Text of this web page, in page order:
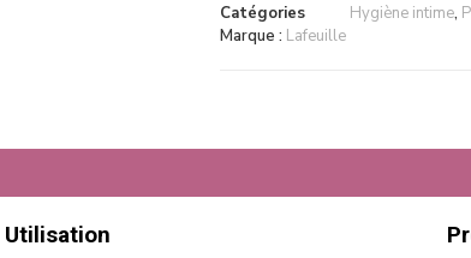
Catégories
Hygiène intime,
Marque : Lafeuille
Utilisation